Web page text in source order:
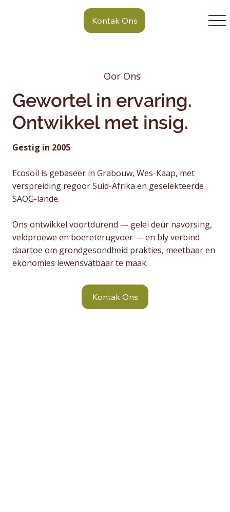
Kontak Ons
Oor Ons
Gewortel in ervaring.
Ontwikkel met insig.
Gestig in 2005
Ecosoil is gebaseer in Grabouw, Wes-Kaap, met
verspreiding regoor Suid-Afrika en geselekteerde
SAOG-lande.
Ons ontwikkel voortdurend — gelei deur navorsing,
veldproewe en boereterugvoer — en bly verbind
daartoe om grondgesondheid prakties, meetbaar en
ekonomies lewensvatbaar te maak.
Kontak Ons